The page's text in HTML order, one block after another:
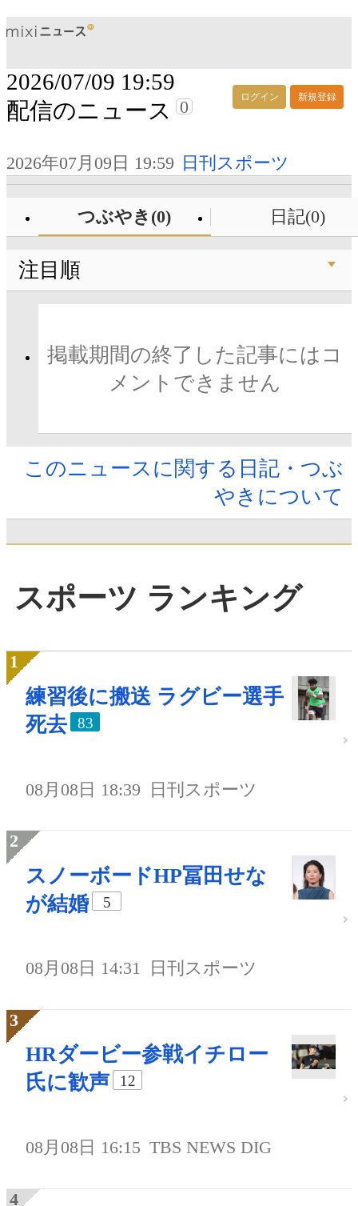
ログイン 新規登録
2026/07/09 19:59
配信のニュース
0
2026年07月09日 19:59 日刊スポーツ
つぶやき(0) 日記(0)
注目順
掲載期間の終了した記事にはコ
メントできません
このニュースに関する日記・つぶ
やきについて
スポーツ ランキング
練習後に搬送 ラグビー選手
死去
83
08月08日 18:39 日刊スポーツ
スノーボードHP冨田せな
が結婚
5
08月08日 14:31 日刊スポーツ
HRダービー参戦イチロー
氏に歓声
12
08月08日 16:15 TBS NEWS DIG